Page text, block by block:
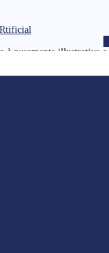
Rtificial
è puramente illustrativa e